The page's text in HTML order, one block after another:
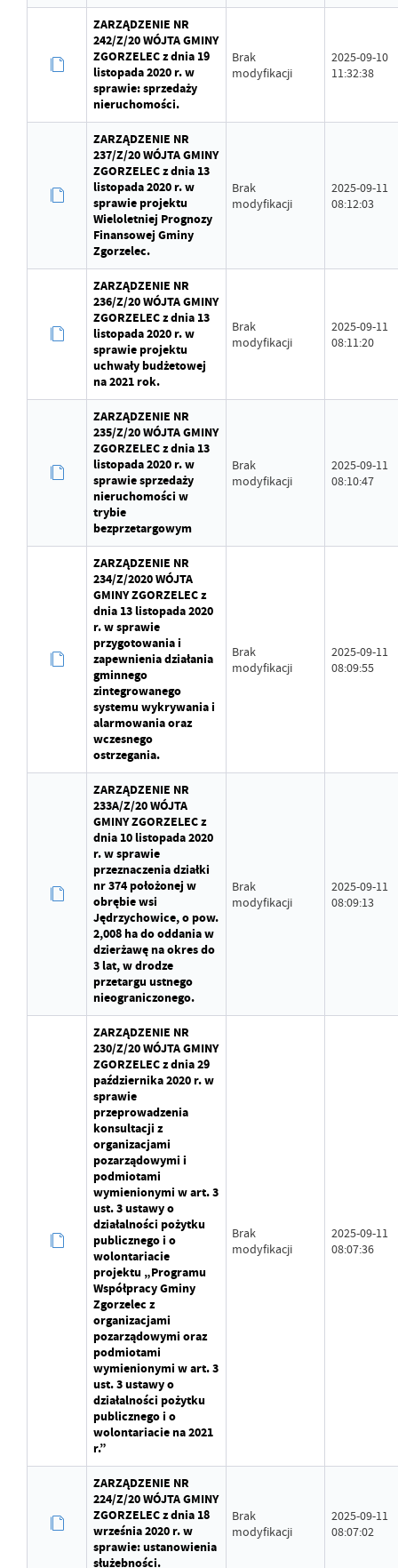
ZARZĄDZENIE NR
242/Z/20 WÓJTA GMINY
ZGORZELEC z dnia 19
listopada 2020 r. w
sprawie: sprzedaży
nieruchomości.
Brak
modyfikacji
2025-09-10
11:32:38
ZARZĄDZENIE NR
237/Z/20 WÓJTA GMINY
ZGORZELEC z dnia 13
listopada 2020 r. w
sprawie projektu
Wieloletniej Prognozy
Finansowej Gminy
Zgorzelec.
Brak
modyfikacji
2025-09-11
08:12:03
ZARZĄDZENIE NR
236/Z/20 WÓJTA GMINY
ZGORZELEC z dnia 13
listopada 2020 r. w
sprawie projektu
uchwały budżetowej
na 2021 rok.
Brak
modyfikacji
2025-09-11
08:11:20
ZARZĄDZENIE NR
235/Z/20 WÓJTA GMINY
ZGORZELEC z dnia 13
listopada 2020 r. w
sprawie sprzedaży
nieruchomości w
trybie
bezprzetargowym
Brak
modyfikacji
2025-09-11
08:10:47
ZARZĄDZENIE NR
234/Z/2020 WÓJTA
GMINY ZGORZELEC z
dnia 13 listopada 2020
r. w sprawie
przygotowania i
zapewnienia działania
gminnego
zintegrowanego
systemu wykrywania i
alarmowania oraz
wczesnego
ostrzegania.
Brak
modyfikacji
2025-09-11
08:09:55
ZARZĄDZENIE NR
233A/Z/20 WÓJTA
GMINY ZGORZELEC z
dnia 10 listopada 2020
r. w sprawie
przeznaczenia działki
nr 374 położonej w
obrębie wsi
Jędrzychowice, o pow.
2,008 ha do oddania w
dzierżawę na okres do
3 lat, w drodze
przetargu ustnego
nieograniczonego.
Brak
modyfikacji
2025-09-11
08:09:13
ZARZĄDZENIE NR
230/Z/20 WÓJTA GMINY
ZGORZELEC z dnia 29
października 2020 r. w
sprawie
przeprowadzenia
konsultacji z
organizacjami
pozarządowymi i
podmiotami
wymienionymi w art. 3
ust. 3 ustawy o
działalności pożytku
publicznego i o
wolontariacie
projektu „Programu
Współpracy Gminy
Zgorzelec z
organizacjami
pozarządowymi oraz
podmiotami
wymienionymi w art. 3
ust. 3 ustawy o
działalności pożytku
publicznego i o
wolontariacie na 2021
r.”
Brak
modyfikacji
2025-09-11
08:07:36
ZARZĄDZENIE NR
224/Z/20 WÓJTA GMINY
ZGORZELEC z dnia 18
września 2020 r. w
sprawie: ustanowienia
służebności.
Brak
modyfikacji
2025-09-11
08:07:02